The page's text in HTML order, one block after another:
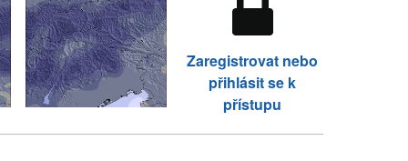
Zaregistrovat nebo
přihlásit se k
přístupu